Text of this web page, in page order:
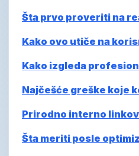
Šta prvo proveriti na
Kako ovo utiče na
Kako izgleda
Najčešće greške koje
Prirodno interno
Šta meriti posle